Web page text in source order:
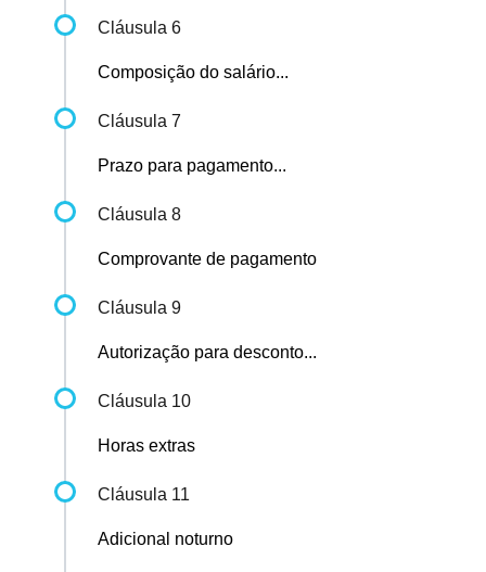
Cláusula 6
Composição do salário...
Cláusula 7
Prazo para pagamento...
Cláusula 8
Comprovante de pagamento
Cláusula 9
Autorização para desconto...
Cláusula 10
Horas extras
Cláusula 11
Adicional noturno